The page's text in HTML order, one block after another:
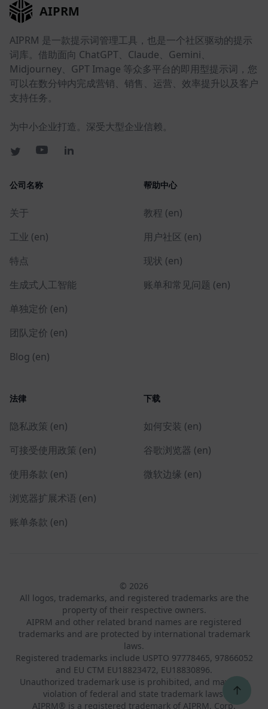
AIPRM
AIPRM 是一款提示词管理工具，也是一个社区驱动的提示
词库。借助面向 ChatGPT、Claude、Gemini、
Midjourney、GPT Image 等众多平台的即用型提示词，您
可以在数分钟内完成营销、销售、运营、效率提升以及客户
支持任务。
为中小企业打造。深受大型企业信赖。
公司名称
关于
工业 (en)
特点
生成式人工智能
单独定价 (en)
团队定价 (en)
Blog (en)
帮助中心
教程 (en)
用户社区 (en)
现状 (en)
账单和常见问题 (en)
法律
隐私政策 (en)
可接受使用政策 (en)
使用条款 (en)
浏览器扩展术语 (en)
账单条款 (en)
下载
如何安装 (en)
谷歌浏览器 (en)
微软边缘 (en)
© 2026
All logos, trademarks, and registered trademarks are the
property of their respective owners.
AIPRM and other related brand names are registered
trademarks and are protected by international trademark
laws.
Registered trademarks include USPTO 97778465, 97866052
and EU CTM EU18823472, EU18830896.
Unauthorized trademark use is prohibited, and may be a
violation of federal and state trademark laws.
AIPRM® is a registered trademark of AIPRM, Corp.
↑